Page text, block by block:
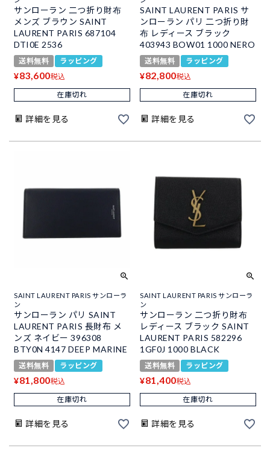
サンローラン 二つ折り財布
メンズ ブラウン SAINT
LAURENT PARIS 687104
DTI0E 2536
送料無料 ラッピング
¥83,600税込
在庫切れ
詳細を見る
SAINT LAURENT PARIS サ
ンローラン パリ 二つ折り財
布 レディース ブラック
403943 BOW01 1000 NERO
送料無料 ラッピング
¥82,800税込
在庫切れ
詳細を見る
SAINT LAURENT PARIS サンローラ
ン
サンローラン パリ SAINT
LAURENT PARIS 長財布 メ
ンズ ネイビー 396308
BTY0N 4147 DEEP MARINE
送料無料 ラッピング
¥81,800税込
在庫切れ
詳細を見る
SAINT LAURENT PARIS サンローラ
ン
サンローラン 二つ折り財布
レディース ブラック SAINT
LAURENT PARIS 582296
1GF0J 1000 BLACK
送料無料 ラッピング
¥81,400税込
在庫切れ
詳細を見る